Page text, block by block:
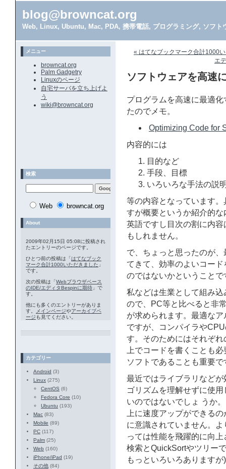
blog@browncat.org
Web, Linux, Ubuntu, Mac, PDA, 携帯電話, プログラミング, ソフト
« はてなブックマーク合計1000
エ
ソフトウェアを高速
プログラムを高速に最適
たのでメモ。
Optimizing Code for
内容的には
目的など
手段、目標
いろいろな手法の説
等の内容となっています
すが概要というか紹介的
英語ですし目次の割に内
もしれません。
で、ちょっと思ったのが
てきて、効率のよいコー
のではないかということで
私などは生業として組み
ので、PC等と比べると非
が求められます。最適な
ですが、コンパイラや
す。そのためにはそれぞ
上でコードを書くことも
ソフトであることも重要で
最近ではライブラリなど
ゴリズムを理解せずに使
いのではないでしょ うか
上に速度アップができる
に意識されていません。
っては性能を飛躍的に向
検索とQuickSortやツリー
もっといろいろありますが)
メニュー
browncat.org
Palm Gadgetry
Linuxのページ
自宅サーバを立ち上げよ
う
wiki@browncat.org
検索
Web browncat.org
About
2009年02月15日 05:08に投稿され
たエントリーのページです。
ひとつ前の投稿は「はてなブック
マーク合計1000いただきました 」
です。
次の投稿は「Webブラウザベース
のIDE/エディタBespinに期待 」で
す。
他にも多くのエントリーがありま
す。
メインページやアーカイブペ
ージ も見てください。
カテゴリー
Android (3)
Linux (275)
CentOS (6)
Fedora Core (10)
Ubuntu (193)
Mac (83)
Mobile (89)
PC (117)
Palm (25)
Web (160)
iPhone/iPad (19)
その他 (84)